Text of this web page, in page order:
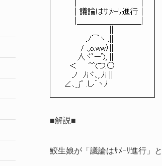
| 議論はｻﾒｰﾘ進行│
ノ⌒ヽ .||
/ .,o.ww）||
人ヾﾟーﾟ), ||
＜ ^^(つ.○
ノ ﾉiヾ､,.ﾉi ||
∠､_j" .し´ヽﾉ
■解説■
鮫生娘が「議論はｻﾒｰﾘ進行」